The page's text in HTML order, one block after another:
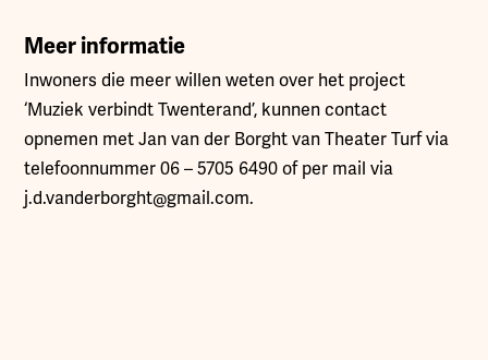
Meer informatie
Inwoners die meer willen weten over het project
‘Muziek verbindt Twenterand’, kunnen contact
opnemen met Jan van der Borght van Theater Turf via
telefoonnummer 06 – 5705 6490 of per mail via
j.d.vanderborght@gmail.com.